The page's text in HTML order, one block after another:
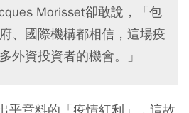
Morisset卻敢說，「包
、國際機構都相信，這場疫
外資投資者的機會。」